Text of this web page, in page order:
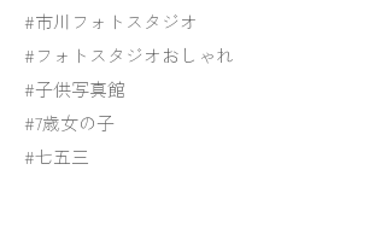
#市川フォトスタジオ
#フォトスタジオおしゃれ
#子供写真館
#7歳女の子
#七五三